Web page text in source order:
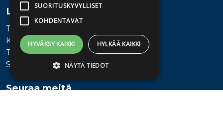
Lisätietoa
Toimitusehdot
Käyttöohjeet
Tietosuojaseloste
Saavutettavuusseloste
Seuraa meitä
SUORITUSKYVYLLISET
KOHDENTAVAT
HYVÄKSY KAIKKI HYLKÄÄ KAIKKI
NÄYTÄ TIEDOT